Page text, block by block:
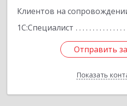
Клиентов на
1С:Специалист
Отправить
Показать
Отправить
Назад